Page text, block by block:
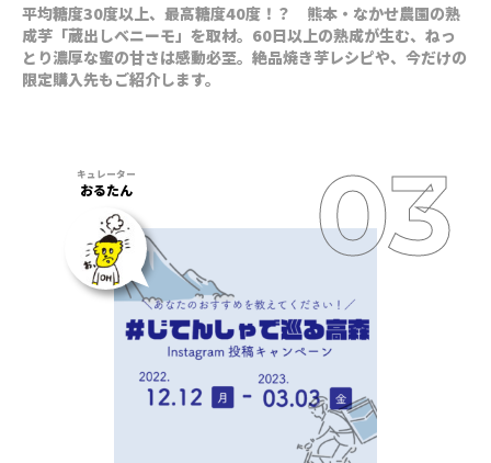
平均糖度30度以上、最高糖度40度！？ 熊本・なかせ農園の熟
成芋「蔵出しベニーモ」を取材。60日以上の熟成が生む、ねっ
とり濃厚な蜜の甘さは感動必至。絶品焼き芋レシピや、今だけの
限定購入先もご紹介します。
おるたん